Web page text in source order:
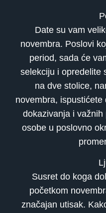
Date su vam
novembra. Poslovi
period, sada će
selekciju i opredelite
na dve stolice,
novembra,
dokazivanja i
osobe u poslovno
Susret do koga
početkom
značajan utisak.